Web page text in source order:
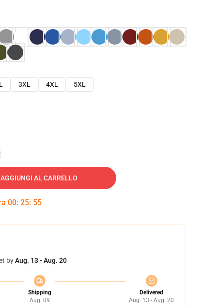
3XL 4XL 5XL
AGGIUNGI AL CARRELLO
00: 25: 54
byAug. 13 - Aug. 20
Shipping
Aug. 09
Delivered
Aug. 13 - Aug. 20